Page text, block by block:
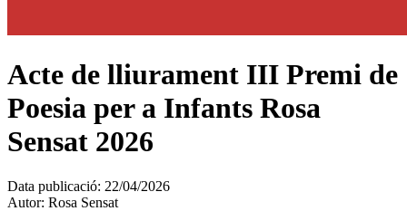
Acte de lliurament III Premi de
Poesia per a Infants Rosa
Sensat 2026
Data publicació: 22/04/2026
Autor: Rosa Sensat